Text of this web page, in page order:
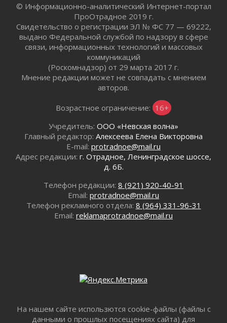
Безмолвный крик о помощи
01 августа 2026
В музей всей семьёй
01 августа 2026
Без заявлений и очередей
01 августа 2026
Не женское это дело...уверены?
Все силы в кулак
Айда на пляж!
01 августа 2026
Один в поле — не воин
Пик топливного кризиса в регионе прошёл
О мужестве, долге и стойкости
31 июля 2026
«Корвет» на страже
Правила для жизни
31 июля 2026
© Информационно-аналитический Интернет-портал
ПроОтрадное 2019 г.
Свидетельство о регистрации ЭЛ № ФС 77 — 69222,
выдано Федеральной службой по надзору в сфере
связи, информационных технологий и массовых
коммуникаций
(Роскомнадзор) от 29 марта 2017 г.
Мнение редакции может не совпадать с мнением
авторов.
Возрастное ограничение: 16+
Учредитель: ООО «Невская волна»
Главный редактор: Алексеева Елена Викторовна
E-mail: protradnoe@mail.ru
Адрес редакции: г. Отрадное, Ленинградское шоссе,
д. 6Б.
Телефон редакции: 8 (921) 920-40-91
Email: protradnoe@mail.ru
Телефон рекламного отдела: 8 (964) 331-96-31
Email: reklamaprotradnoe@mail.ru
На нашем сайте использются cookie-файлы (файлы с
данными о прошлых посещениях сайта) для